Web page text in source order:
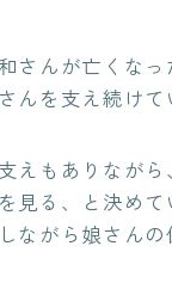
さんが亡くな
んを支え続けて
えもありなが
見る、と決め
ながら娘さんの